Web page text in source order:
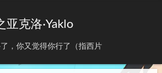
亚克洛·Yaklo
，你又觉得你行了（指西片